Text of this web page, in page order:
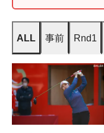
ALL 事前 Rnd1